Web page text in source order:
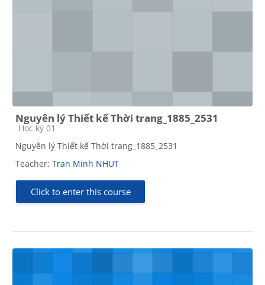
Nguyên lý Thiết kế Thời trang_1885_2531
Course category
Học kỳ 01
Nguyên lý Thiết kế Thời trang_1885_2531
Teacher: Tran Minh NHUT
Click to enter this course